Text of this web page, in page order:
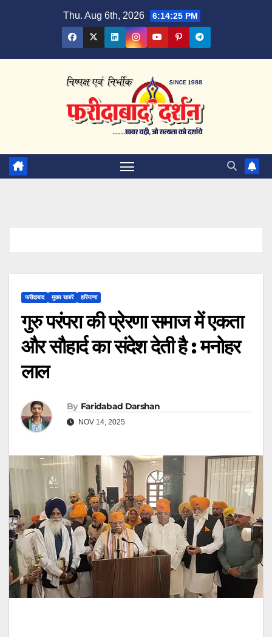
Thu. Aug 6th, 2026 6:14:26 PM
फरीदाबाद मुख्य खबरें हरियाणा
गुरु परंपरा की प्रेरणा समाज में एकता
और सौहार्द का संदेश देती है : मनोहर
लाल
By Faridabad Darshan
NOV 14, 2025